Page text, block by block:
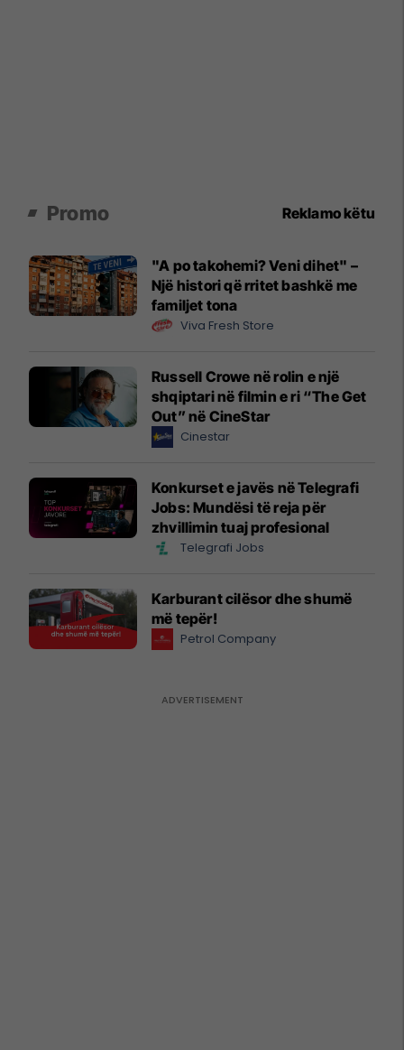
Promo Reklamo këtu
"A po takohemi? Veni dihet" –
Një histori që rritet bashkë me
familjet tona
Viva Fresh Store
Russell Crowe në rolin e një
shqiptari në filmin e ri “The Get
Out” në CineStar
Cinestar
Konkurset e javës në Telegrafi
Jobs: Mundësi të reja për
zhvillimin tuaj profesional
Telegrafi Jobs
Karburant cilësor dhe shumë
më tepër!
Petrol Company